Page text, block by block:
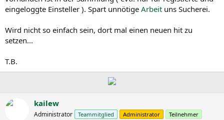
eingeloggte Einsteller ). Spart unnötige Arbeit uns Sucherei.
Wird nicht so einfach sein, dort mal einen neuen hit zu
setzen...
T.B.
kailew
Administrator Teammitglied Administrator Teilnehmer